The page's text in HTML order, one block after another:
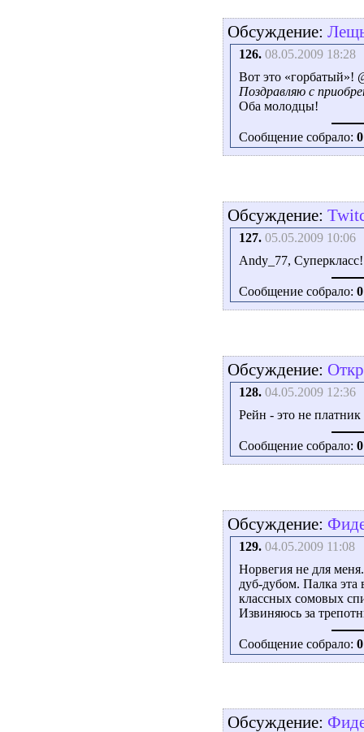
Обсуждение:
126. 08.05.2009 18:28
Вот это «горбатый»!
Поздравляю с
Оба молодцы!
Сообщение собрало: 0
Обсуждение:
127. 05.05.2009 10:06
Andy_77,
Сообщение собрало: 0
Обсуждение:
128. 04.05.2009 12:36
Рейн - это не
Сообщение собрало: 0
Обсуждение:
129. 04.05.2009 11:08
Норвегия не для
дуб-дубом. Палка эта
классных сомовых
Извиняюсь за
Сообщение собрало: 0
Обсуждение: